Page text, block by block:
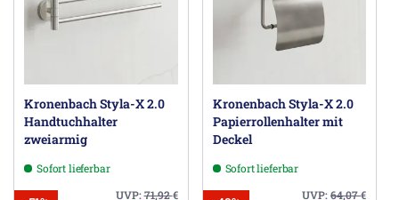
Kronenbach Styla-X 2.0
Handtuchhalter
zweiarmig
Sofort lieferbar
UVP:71,92€
Kronenbach Styla-X 2.0
Papierrollenhalter mit
Deckel
Sofort lieferbar
UVP:64,07€